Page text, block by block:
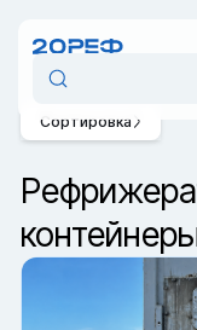
Сортировка